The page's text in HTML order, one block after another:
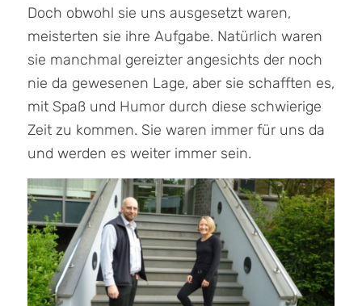
Doch obwohl sie uns ausgesetzt waren,
meisterten sie ihre Aufgabe. Natürlich waren
sie manchmal gereizter angesichts der noch
nie da gewesenen Lage, aber sie schafften es,
mit Spaß und Humor durch diese schwierige
Zeit zu kommen. Sie waren immer für uns da
und werden es weiter immer sein.